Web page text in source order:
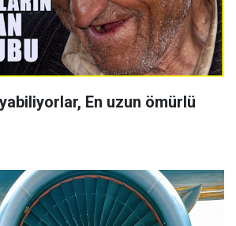
En uzun ömürlü